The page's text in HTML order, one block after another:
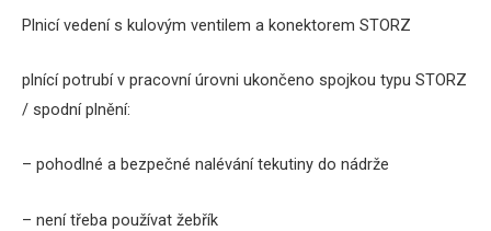
Plnicí vedení s kulovým ventilem a konektorem STORZ
plnící potrubí v pracovní úrovni ukončeno spojkou typu STORZ
/ spodní plnění:
– pohodlné a bezpečné nalévání tekutiny do nádrže
– není třeba používat žebřík